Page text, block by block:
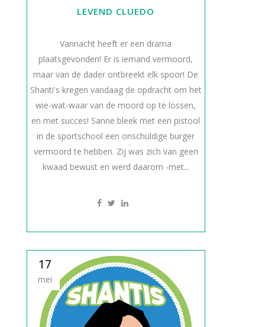
LEVEND CLUEDO
Vannacht heeft er een drama
plaatsgevonden! Er is iemand vermoord,
maar van de dader ontbreekt elk spoor! De
Shanti's kregen vandaag de opdracht om het
wie-wat-waar van de moord op te lossen,
en met succes! Sanne bleek met een pistool
in de sportschool een onschuldige burger
vermoord te hebben. Zij was zich van geen
kwaad bewust en werd daarom -met...
17
mei